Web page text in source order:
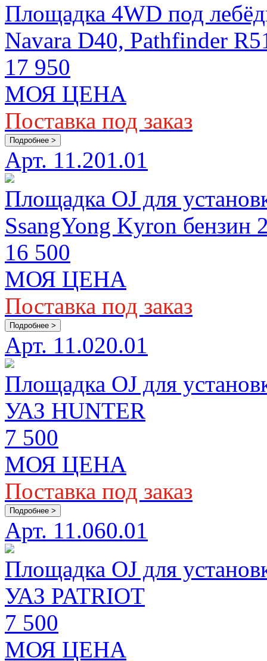
Площадка 4WD под
Navara D40, Pathfinder
17 950
МОЯ ЦЕНА
Поставка под заказ
Подробнее >
Арт. 11.201.01
Площадка OJ для
SsangYong Kyron бензин
16 500
МОЯ ЦЕНА
Поставка под заказ
Подробнее >
Арт. 11.020.01
Площадка OJ для
УАЗ HUNTER
7 500
МОЯ ЦЕНА
Поставка под заказ
Подробнее >
Арт. 11.060.01
Площадка OJ для
УАЗ PATRIOT
7 500
МОЯ ЦЕНА